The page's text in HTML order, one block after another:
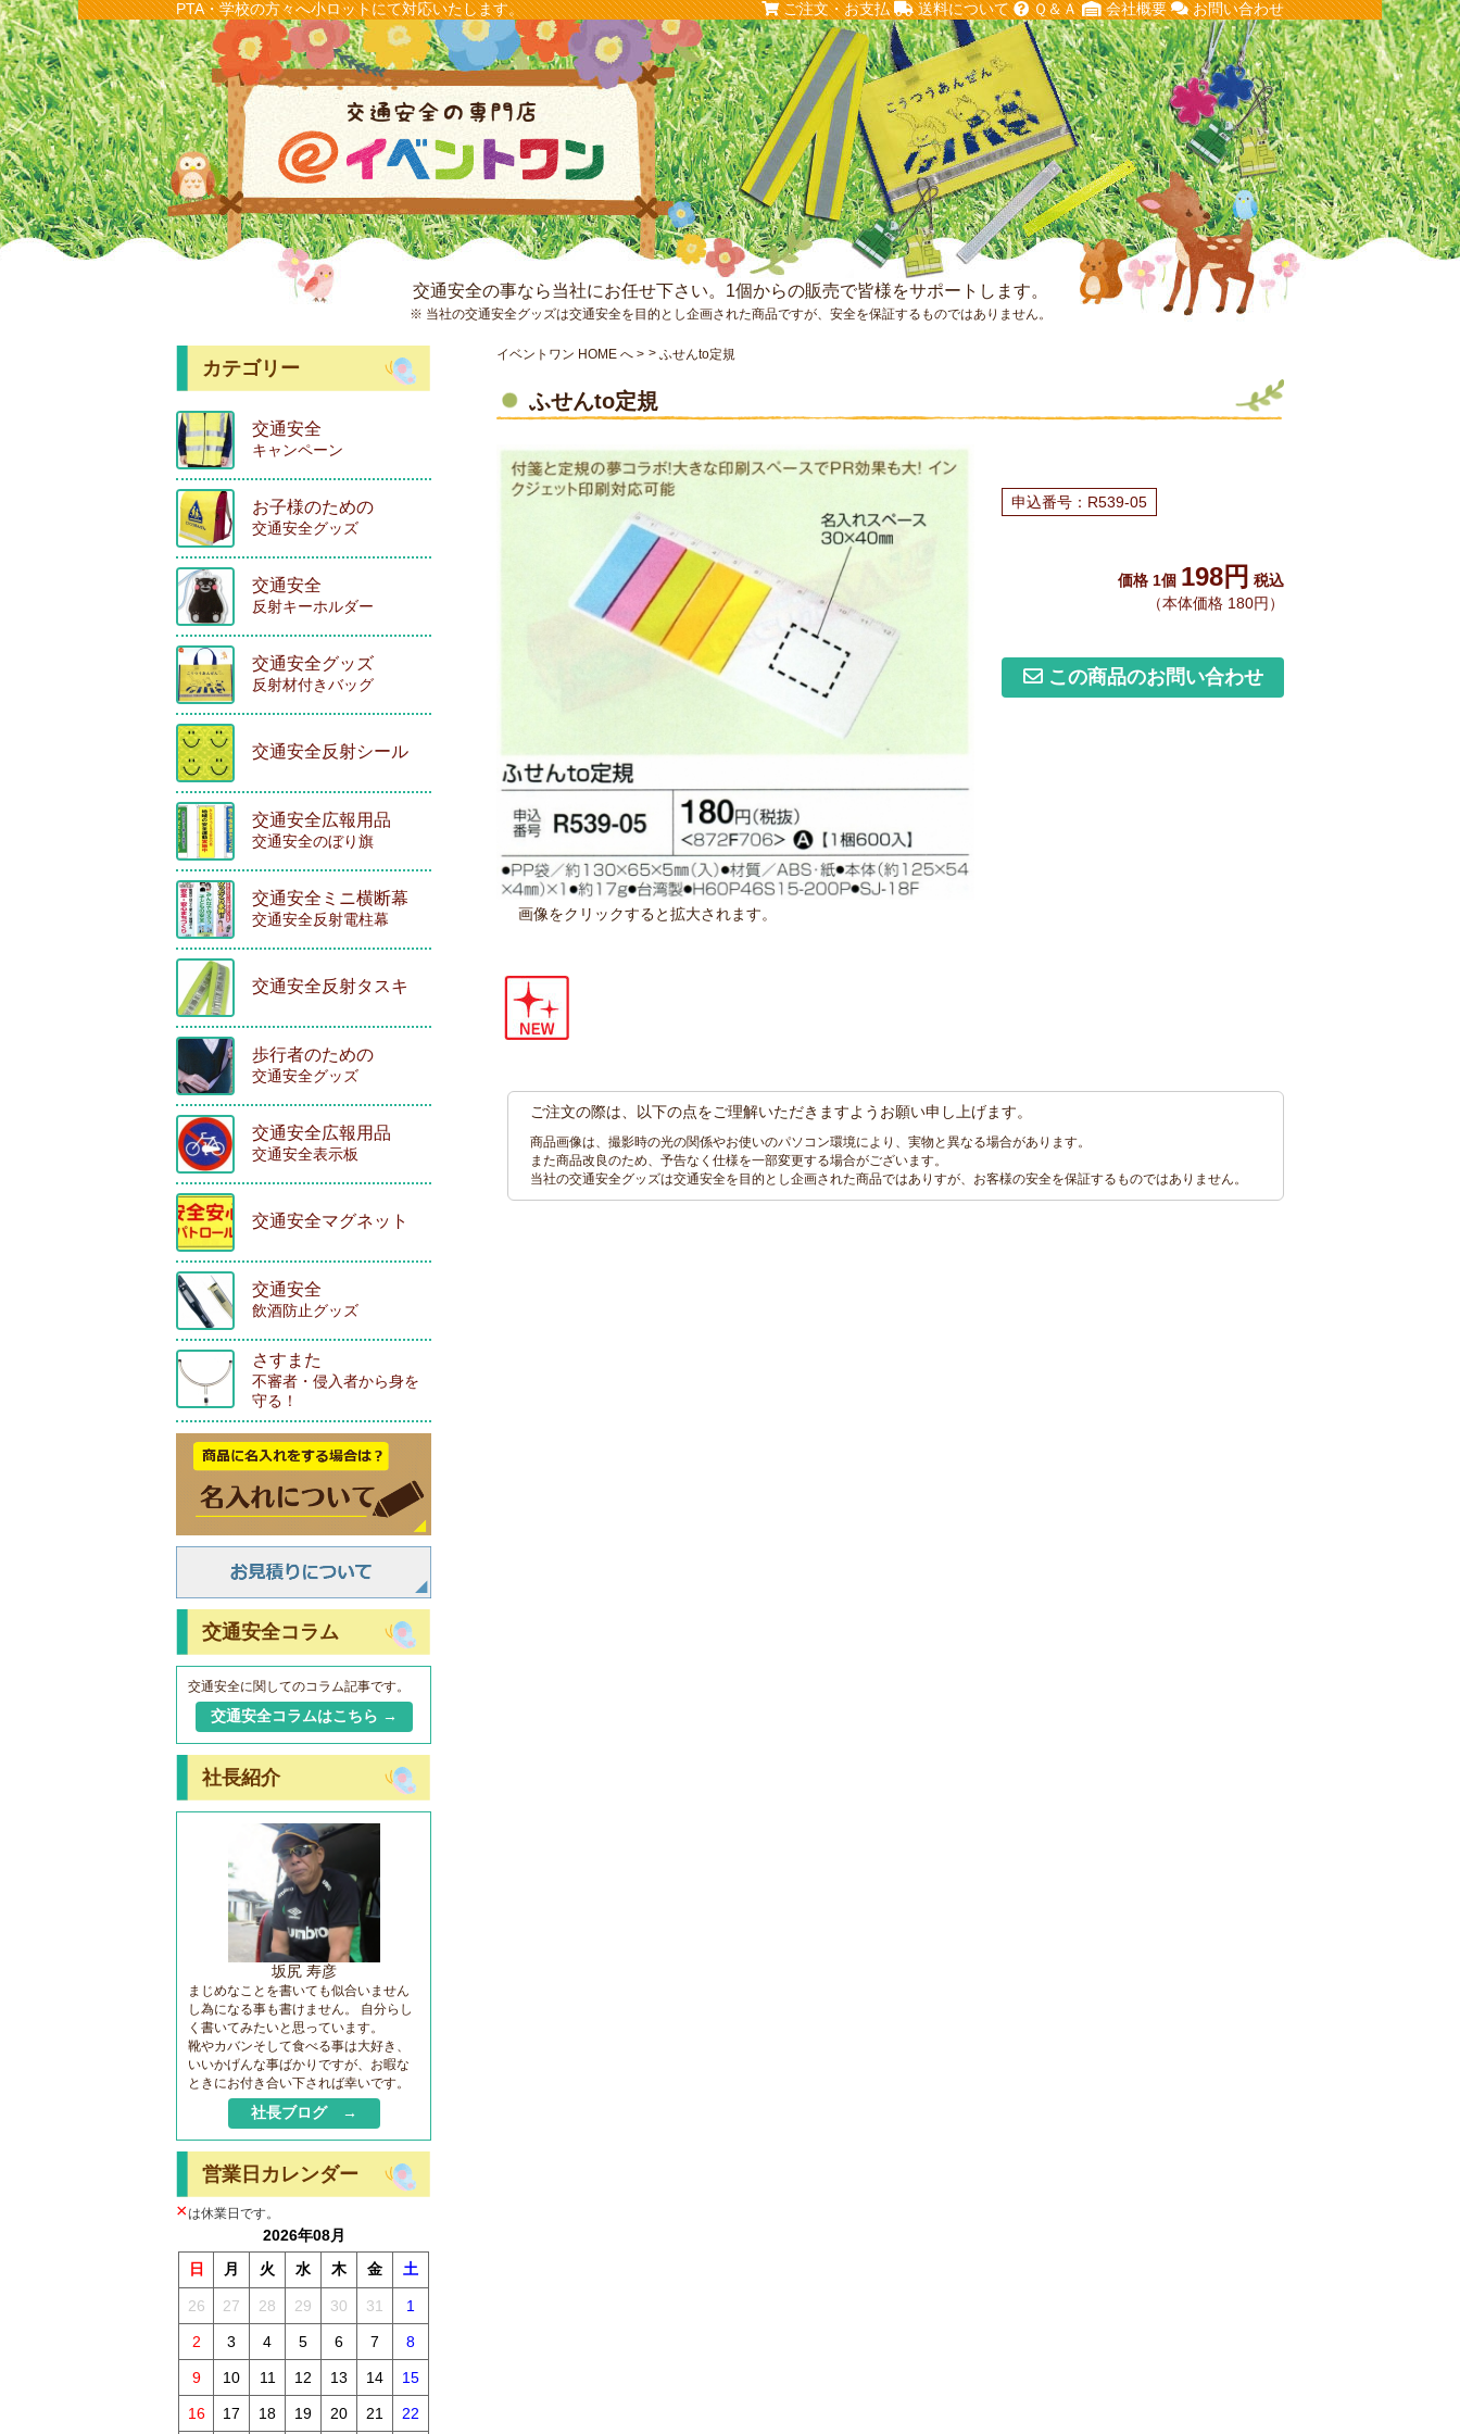
PTA・学校の方々へ小ロットにて対応いたします。 ご注文・お支払 送料について Ｑ＆Ａ 会社概要 お問い合わせ
交通安全の事なら当社にお任せ下さい。1個からの販売で皆様をサポートします。
※ 当社の交通安全グッズは交通安全を目的とし企画された商品ですが、安全を保証するものではありません。
イベントワン HOME へ ふせんto定規
ふせんto定規
画像をクリックすると拡大されます。
申込番号：R539-05
価格 1個 198円 税込
（本体価格 180円）
この商品のお問い合わせ
ご注文の際は、以下の点をご理解いただきますようお願い申し上げます。
商品画像は、撮影時の光の関係やお使いのパソコン環境により、実物と異なる場合があります。
また商品改良のため、予告なく仕様を一部変更する場合がございます。
当社の交通安全グッズは交通安全を目的とし企画された商品ではありすが、お客様の安全を保証するものではありません。
カテゴリー
交通安全
キャンペーン
お子様のための
交通安全グッズ
交通安全
反射キーホルダー
交通安全グッズ
反射材付きバッグ
交通安全反射シール
交通安全広報用品
交通安全のぼり旗
交通安全ミニ横断幕
交通安全反射電柱幕
交通安全反射タスキ
歩行者のための
交通安全グッズ
交通安全広報用品
交通安全表示板
交通安全マグネット
交通安全
飲酒防止グッズ
さすまた
不審者・侵入者から身を
守る！
交通安全コラム
交通安全に関してのコラム記事です。
交通安全コラムはこちら →
社長紹介
坂尻 寿彦
まじめなことを書いても似合いません
し為になる事も書けません。 自分らし
く書いてみたいと思っています。
靴やカバンそして食べる事は大好き、
いいかげんな事ばかりですが、お暇な
ときにお付き合い下されば幸いです。
社長ブログ →
営業日カレンダー
×は休業日です。
2026年08月
日
月 火 水 木 金 土
26 27 28 29 30 31 1
2 3 4 5 6 7 8
9 10 11 12 13 14 15
16 17 18 19 20 21 22